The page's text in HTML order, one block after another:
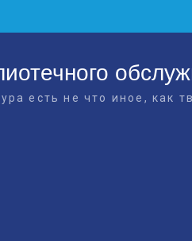
есть не что иное, как